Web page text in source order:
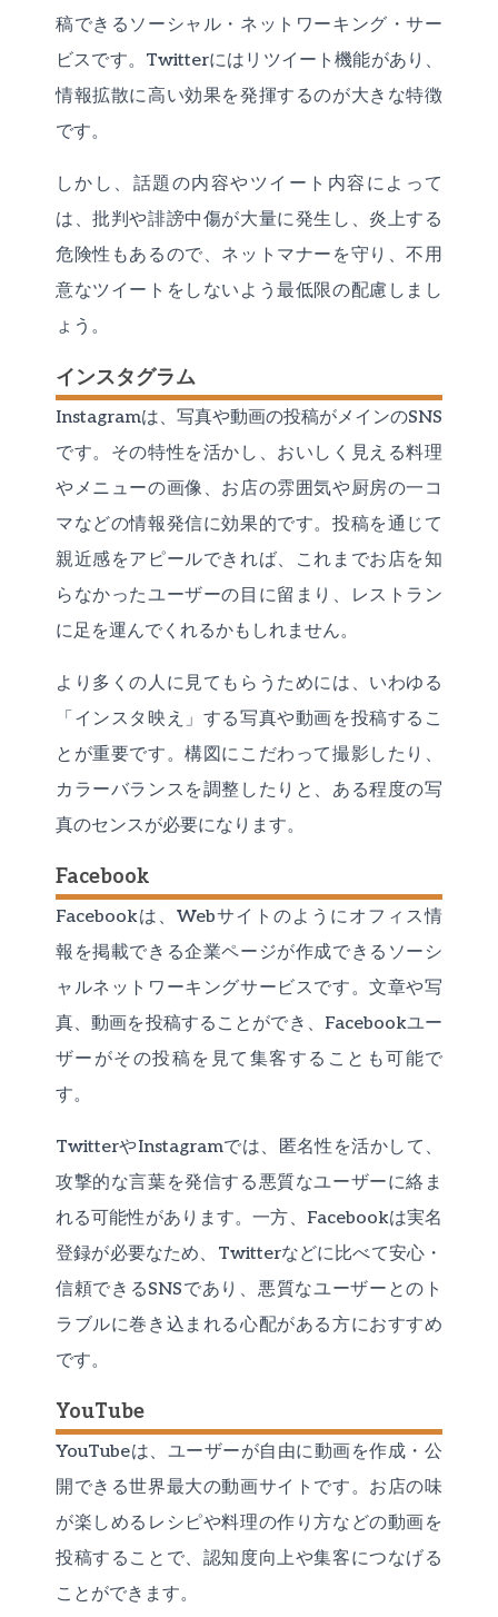
稿できるソーシャル・ネットワーキング・サー
ビスです。Twitterにはリツイート機能があり、
情報拡散に高い効果を発揮するのが大きな特徴
です。
しかし、話題の内容やツイート内容によって
は、批判や誹謗中傷が大量に発生し、炎上する
危険性もあるので、ネットマナーを守り、不用
意なツイートをしないよう最低限の配慮しまし
ょう。
インスタグラム
Instagramは、写真や動画の投稿がメインのSNS
です。その特性を活かし、おいしく見える料理
やメニューの画像、お店の雰囲気や厨房の一コ
マなどの情報発信に効果的です。投稿を通じて
親近感をアピールできれば、これまでお店を知
らなかったユーザーの目に留まり、レストラン
に足を運んでくれるかもしれません。
より多くの人に見てもらうためには、いわゆる
「インスタ映え」する写真や動画を投稿するこ
とが重要です。構図にこだわって撮影したり、
カラーバランスを調整したりと、ある程度の写
真のセンスが必要になります。
Facebook
Facebookは、Webサイトのようにオフィス情
報を掲載できる企業ページが作成できるソーシ
ャルネットワーキングサービスです。文章や写
真、動画を投稿することができ、Facebookユー
ザーがその投稿を見て集客することも可能で
す。
TwitterやInstagramでは、匿名性を活かして、
攻撃的な言葉を発信する悪質なユーザーに絡ま
れる可能性があります。一方、Facebookは実名
登録が必要なため、Twitterなどに比べて安心・
信頼できるSNSであり、悪質なユーザーとのト
ラブルに巻き込まれる心配がある方におすすめ
です。
YouTube
YouTubeは、ユーザーが自由に動画を作成・公
開できる世界最大の動画サイトです。お店の味
が楽しめるレシピや料理の作り方などの動画を
投稿することで、認知度向上や集客につなげる
ことができます。